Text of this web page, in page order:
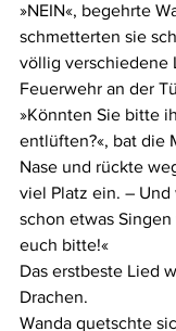
»NEIN«, begehrte
schmetterten sie
völlig verschiedene
Feuerwehr an der
»Könnten Sie bitte
entlüften?«, bat die
Nase und rückte
viel Platz ein. –
schon etwas
euch bitte!«
Das erstbeste Lied
Drachen.
Wanda quetschte